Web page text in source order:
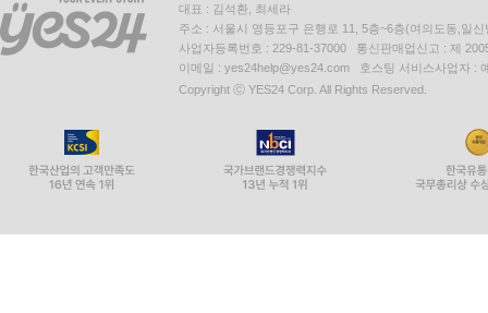
대표 : 김석환, 최세라
주소 : 서울시 영등포구 은행로 11, 5층~6층(여의도동,일신
사업자등록번호 : 229-81-37000 통신판매업신고 : 제
이메일 : yes24help@yes24.com 호스팅 서비스사업자 :
Copyright ⓒ YES24 Corp. All Rights Reserved.